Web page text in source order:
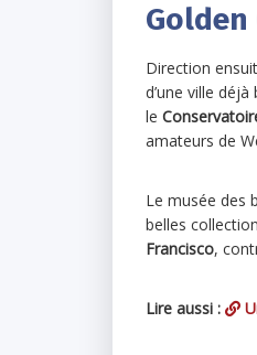
Golden
Direction
d’une ville déjà
le
amateurs de
Le musée des
belles
Francisco,
Lire aussi :